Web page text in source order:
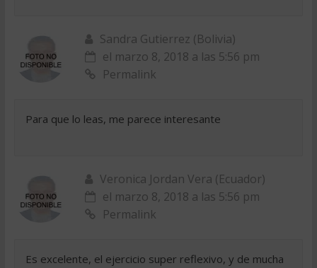
Sandra Gutierrez (Bolivia)
el marzo 8, 2018 a las 5:56 pm
Permalink
Para que lo leas, me parece interesante
Veronica Jordan Vera (Ecuador)
el marzo 8, 2018 a las 5:56 pm
Permalink
Es excelente, el ejercicio super reflexivo, y de mucha